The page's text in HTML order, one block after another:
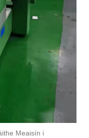
Meaisín i